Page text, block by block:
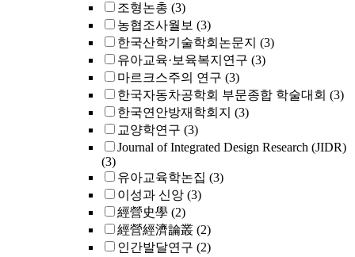
조형논총 (3)
농협조사월보 (3)
한국산학기술학회논문지 (3)
유아교육·보육복지연구 (3)
마르크스주의 연구 (3)
한국자동차공학회 부문종합 학술대회 (3)
한국연안방재학회지 (3)
교양학연구 (3)
Journal of Integrated Design Research (JIDR)
(3)
유아교육학논집 (3)
이성과 신앙 (3)
經營史學 (2)
經營經濟論叢 (2)
인간발달연구 (2)